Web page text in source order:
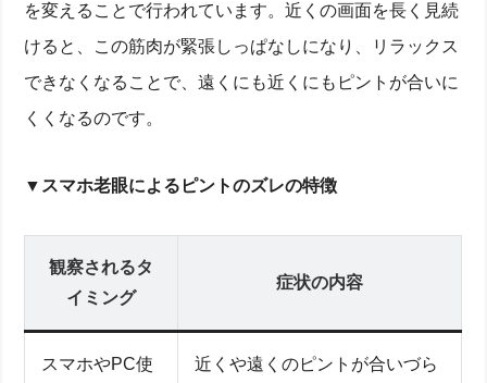
を変えることで行われています。近くの画面を長く見続
けると、この筋肉が緊張しっぱなしになり、リラックス
できなくなることで、遠くにも近くにもピントが合いに
くくなるのです。
▼ スマホ老眼によるピントのズレの特徴
観察されるタ
イミング
症状の内容
スマホやPC使
近くや遠くのピントが合いづら